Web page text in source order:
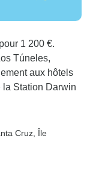
1 200 €.
Túneles,
aux hôtels
la Station Darwin
Cruz , Île